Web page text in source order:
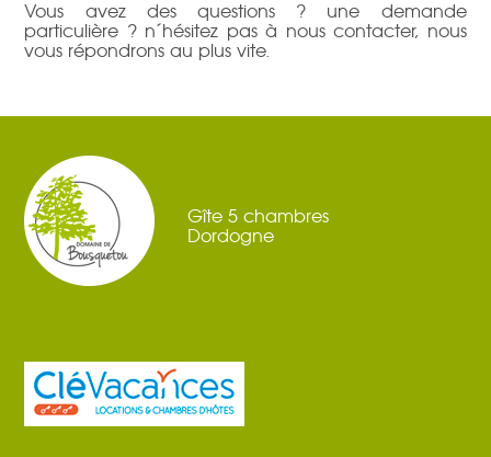
Vous avez des questions ? une demande
particulière ? n´hésitez pas à nous contacter, nous
vous répondrons au plus vite.
Gîte 5 chambres
Dordogne